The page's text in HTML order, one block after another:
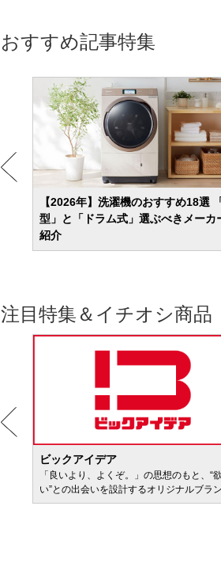
おすすめ記事特集
【2026年】洗濯機のおすすめ18選
型」と「ドラム式」選ぶべきメーカ
紹介
注目特集＆イチオシ商品
ビックアイデア
「良いより、よくぞ。」の思想のもと、“
い”との出会いを設計するオリジナルブラ